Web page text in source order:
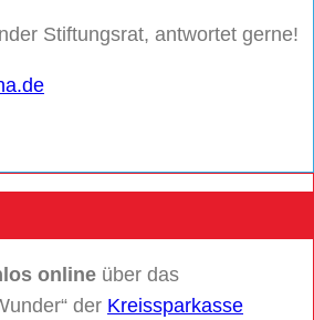
Stiftungsrat, antwortet gerne!
online über das
der Kreissparkasse